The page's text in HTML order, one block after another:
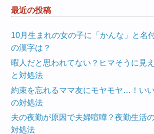
最近の投稿
10月生まれの女の子に「かんな」と名
の漢字は？
暇人だと思われてない？ヒマそうに見
と対処法
約束を忘れるママ友にモヤモヤ…！い
の対処法
夫の夜勤が原因で夫婦喧嘩？夜勤生活
対処法